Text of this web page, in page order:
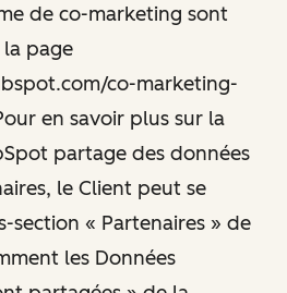
de co-marketing sont
page
co-marketing-
en savoir plus sur la
partage des données
le Client peut se
section « Partenaires » de
les Données